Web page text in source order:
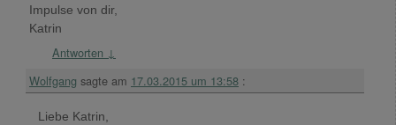
Impulse von dir,
Katrin
Antworten ↓
Wolfgang sagte am 17.03.2015 um 13:58 :
Liebe Katrin,